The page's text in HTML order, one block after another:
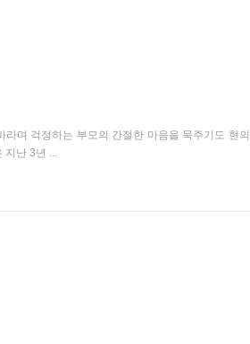
며 걱정하는 부모의 간절한 마음을 묵주기도 현의
지난 3년 ...